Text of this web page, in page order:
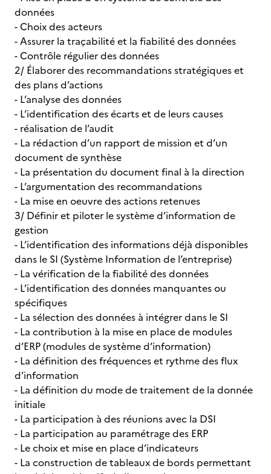
données
- Choix des acteurs
- Assurer la traçabilité et la fiabilité des données
- Contrôle régulier des données
2/ Élaborer des recommandations stratégiques et
des plans d’actions
- L’analyse des données
- L’identification des écarts et de leurs causes
- réalisation de l’audit
- La rédaction d’un rapport de mission et d’un
document de synthèse
- La présentation du document final à la direction
- L’argumentation des recommandations
- La mise en oeuvre des actions retenues
3/ Définir et piloter le système d’information de
gestion
- L’identification des informations déjà disponibles
dans le SI (Système Information de l’entreprise)
- La vérification de la fiabilité des données
- L’identification des données manquantes ou
spécifiques
- La sélection des données à intégrer dans le SI
- La contribution à la mise en place de modules
d’ERP (modules de système d’information)
- La définition des fréquences et rythme des flux
d’information
- La définition du mode de traitement de la donnée
initiale
- La participation à des réunions avec la DSI
- La participation au paramétrage des ERP
- Le choix et mise en place d’indicateurs
- La construction de tableaux de bords permettant